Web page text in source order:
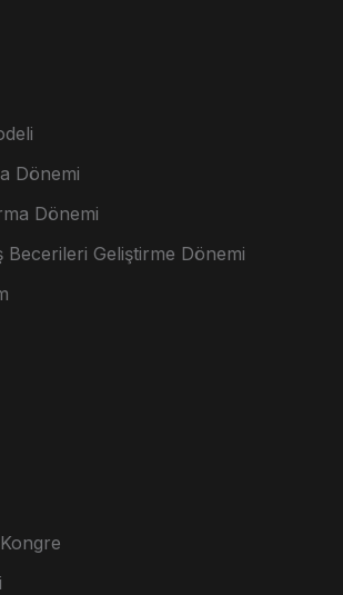
Dönemi
Dönemi
Becerileri Geliştirme Dönemi